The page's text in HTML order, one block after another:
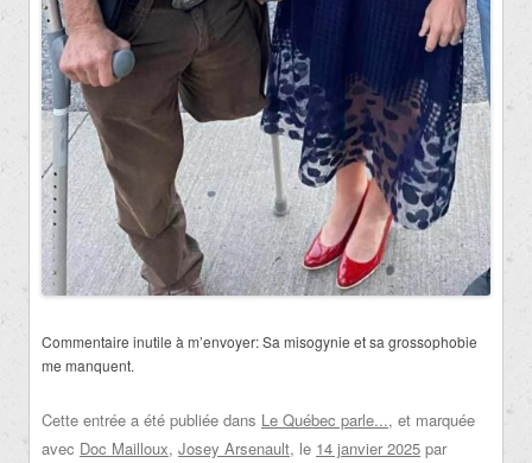
Commentaire inutile à m’envoyer: Sa misogynie et sa grossophobie
me manquent.
Cette entrée a été publiée dans Le Québec parle..., et marquée
avec Doc Mailloux, Josey Arsenault, le 14 janvier 2025 par